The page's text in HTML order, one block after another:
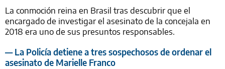
La conmoción reina en Brasil tras descubrir que el
encargado de investigar el asesinato de la concejala en
2018 era uno de sus presuntos responsables.
— La Policía detiene a tres sospechosos de ordenar el
asesinato de Marielle Franco